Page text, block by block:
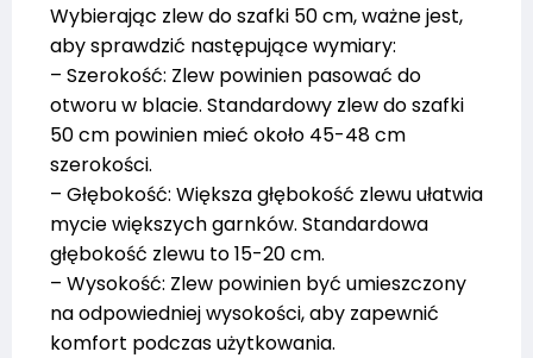
Wybierając zlew do szafki 50 cm, ważne jest,
aby sprawdzić następujące wymiary:
– Szerokość: Zlew powinien pasować do
otworu w blacie. Standardowy zlew do szafki
50 cm powinien mieć około 45-48 cm
szerokości.
– Głębokość: Większa głębokość zlewu ułatwia
mycie większych garnków. Standardowa
głębokość zlewu to 15-20 cm.
– Wysokość: Zlew powinien być umieszczony
na odpowiedniej wysokości, aby zapewnić
komfort podczas użytkowania.